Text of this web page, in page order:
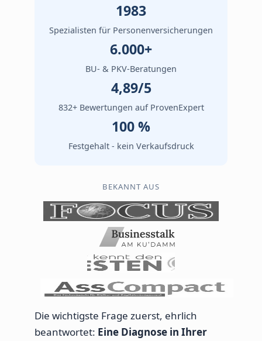
1983
Spezialisten für Personen­versicherungen
6.000+
BU- & PKV-Beratungen
4,89/5
832+ Bewertungen auf ProvenExpert
100 %
Festgehalt - kein Verkaufsdruck
BEKANNT AUS
Die wichtigste Frage zuerst, ehrlich
beantwortet: Eine Diagnose in Ihrer